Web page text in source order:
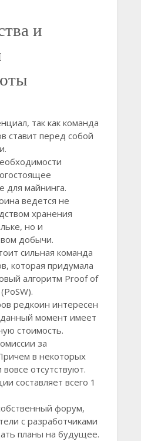
и
так как команда
ставит перед собой
для майнинга.
ведется не
хранения
но и
добычи.
сильная команда
которая придумала
алгоритм Proof of
редкоин интересен
момент имеет
стоимость.
за
в некоторых
отсутствуют.
составляет всего 1
форум,
с разработчиками
планы на будущее.